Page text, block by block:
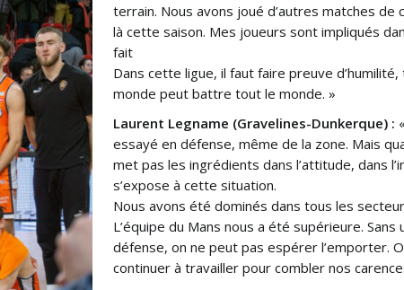
terrain. Nous avons joué d’autres matches de
là cette saison. Mes joueurs sont impliqués
fait
Dans cette ligue, il faut faire preuve
monde peut battre tout le monde. »
Laurent Legname (Gravelines-Dunkerque) :
essayé en défense, même de la zone. Mais
met pas les ingrédients dans l’attitude, dans
s’expose à cette situation.
Nous avons été dominés dans tous les
L’équipe du Mans nous a été supérieure. Sans
défense, on ne peut pas espérer l’emporter.
continuer à travailler pour combler nos